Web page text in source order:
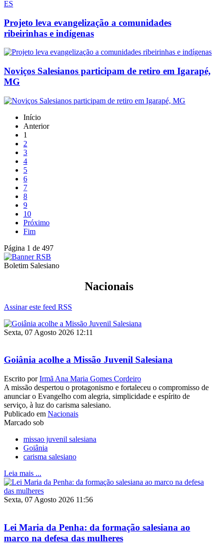
Projeto leva evangelização a comunidades
ribeirinhas e indígenas
Noviços Salesianos participam de retiro em Igarapé,
MG
Início
Anterior
1
2
3
4
5
6
7
8
9
10
Próximo
Fim
Página 1 de 497
Boletim Salesiano
Nacionais
Assinar este feed RSS
Sexta, 07 Agosto 2026 12:11
Goiânia acolhe a Missão Juvenil Salesiana
Escrito porIrmã Ana Maria Gomes Cordeiro
A missão despertou o protagonismo e fortaleceu o compromisso de
anunciar o Evangelho com alegria, simplicidade e espírito de
serviço, à luz do carisma salesiano.
Publicado em Nacionais
Marcado sob
missao juvenil salesiana
Goiânia
carisma salesiano
Leia mais ...
Sexta, 07 Agosto 2026 11:56
Lei Maria da Penha: da formação salesiana ao
marco na defesa das mulheres